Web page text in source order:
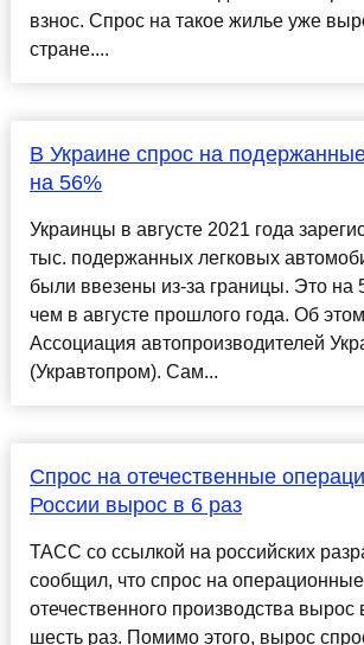
взнос. Спрос на такое жилье уже
стране....
В Украине спрос на
на 56%
Украинцы в августе 2021 года
тыс. подержанных легковых
были ввезены из-за границы. Это на
чем в августе прошлого года. Об
Ассоциация автопроизводителей
(Укравтопром). Сам...
Спрос на отечественные
России вырос в 6 раз
ТАСС со ссылкой на российских
сообщил, что спрос на
отечественного производства вырос
шесть раз. Помимо этого, вырос